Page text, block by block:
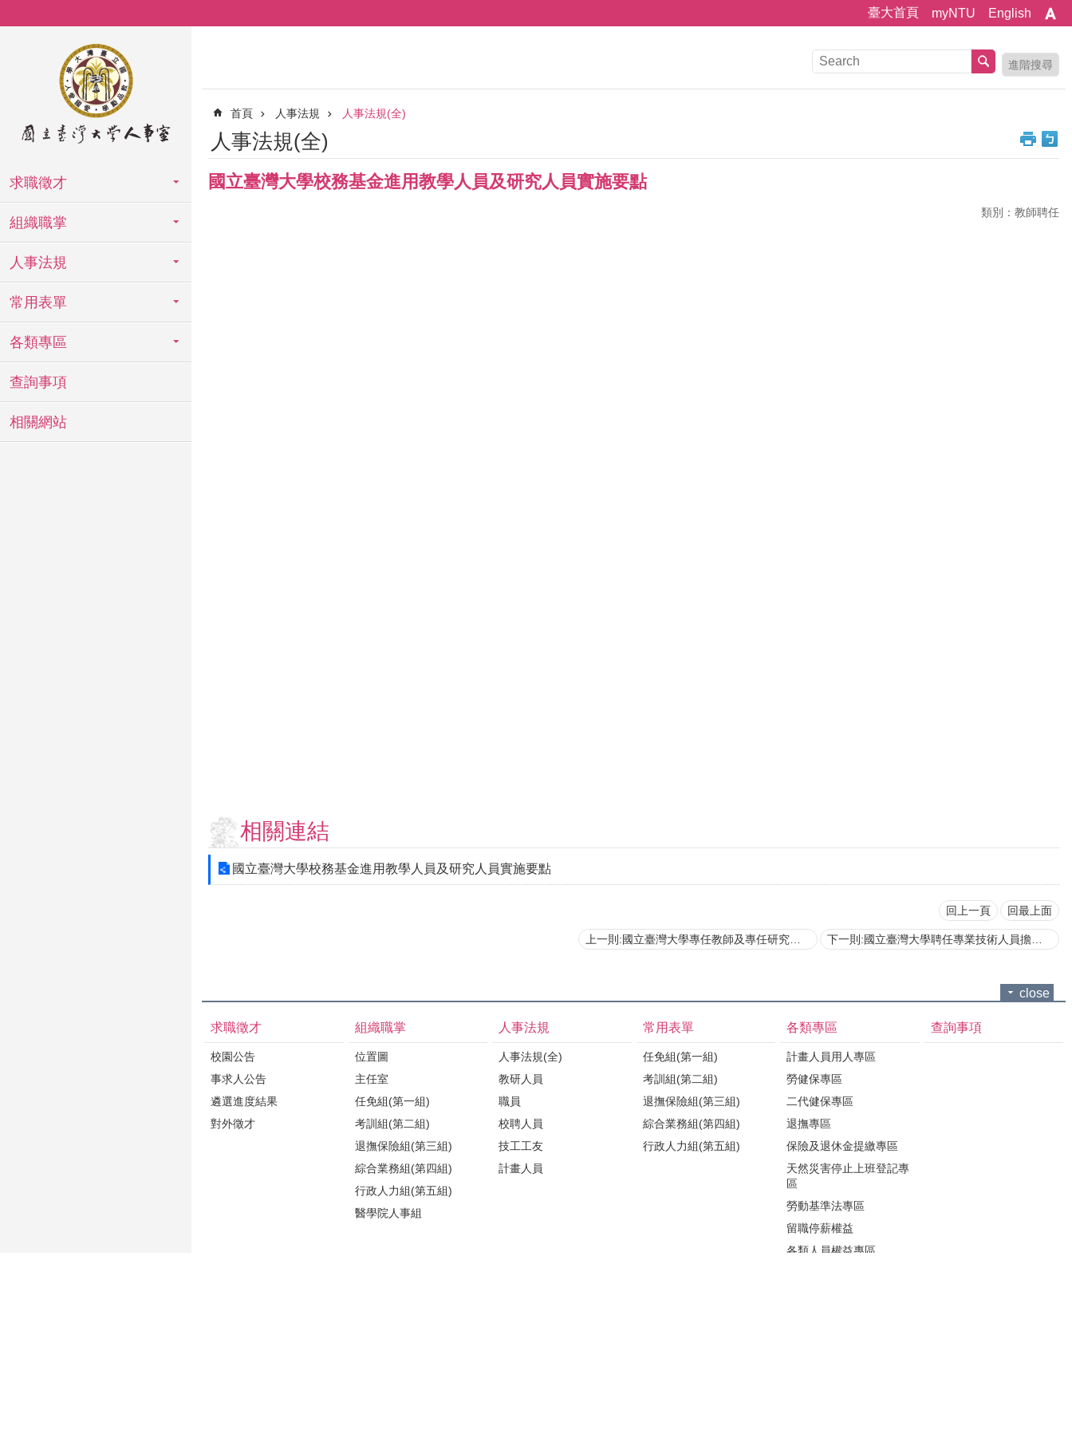
臺大首頁 myNTU English
求職徵才
組織職掌
人事法規
常用表單
各類專區
查詢事項
相關網站
進階搜尋
首頁 人事法規 人事法規(全)
人事法規(全)
國立臺灣大學校務基金進用教學人員及研究人員實施要點
類別：教師聘任
相關連結
國立臺灣大學校務基金進用教學人員及研究人員實施要點
回上一頁 回最上面
上一則:國立臺灣大學專任教師及專任研究人員合聘辦法 下一則:國立臺灣大學聘任專業技術人員擔任教學作業要點
close
求職徵才
校園公告
事求人公告
遴選進度結果
對外徵才
組織職掌
位置圖
主任室
任免組(第一組)
考訓組(第二組)
退撫保險組(第三組)
綜合業務組(第四組)
行政人力組(第五組)
醫學院人事組
人事法規
人事法規(全)
教研人員
職員
校聘人員
技工工友
計畫人員
常用表單
任免組(第一組)
考訓組(第二組)
退撫保險組(第三組)
綜合業務組(第四組)
行政人力組(第五組)
各類專區
計畫人員用人專區
勞健保專區
二代健保專區
退撫專區
保險及退休金提繳專區
天然災害停止上班登記專
區
勞動基準法專區
留職停薪權益
各類人員權益專區
查詢事項